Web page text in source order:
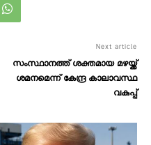
Next article
സംസ്ഥാനത്ത് ശക്തമായ മഴയ്ക്ക്
ശമനമെന്ന് കേന്ദ്ര കാലാവസ്ഥ
വകുപ്പ്